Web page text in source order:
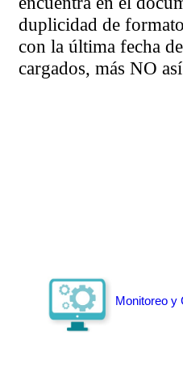
duplicidad de
con la última fecha
cargados, más NO
Monitoreo y